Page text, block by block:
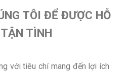
TÔI ĐỂ ĐƯỢC HỖ
TÌNH
với tiêu chí mang đến lợi ích